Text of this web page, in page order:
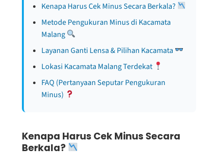
Kenapa Harus Cek Minus Secara Berkala?
Metode Pengukuran Minus di Kacamata
Malang
Layanan Ganti Lensa & Pilihan Kacamata
Lokasi Kacamata Malang Terdekat
FAQ (Pertanyaan Seputar Pengukuran
Minus)
Kenapa Harus Cek Minus Secara
Berkala?